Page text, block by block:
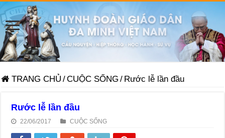
TRANG CHỦ /CUỘC SỐNG / Rước lễ lần đầu
Rước lễ lần đầu
22/06/2017 CUỘC SỐNG